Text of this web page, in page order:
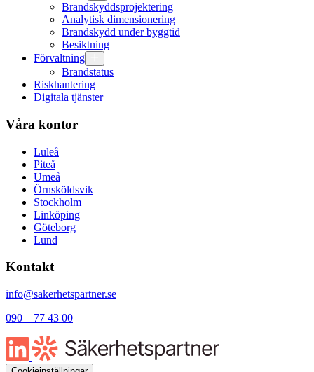
Brandskyddsprojektering
Analytisk dimensionering
Brandskydd under byggtid
Besiktning
Förvaltning
Brandstatus
Riskhantering
Digitala tjänster
Våra kontor
Luleå
Piteå
Umeå
Örnsköldsvik
Stockholm
Linköping
Göteborg
Lund
Kontakt
info@sakerhetspartner.se
090 – 77 43 00